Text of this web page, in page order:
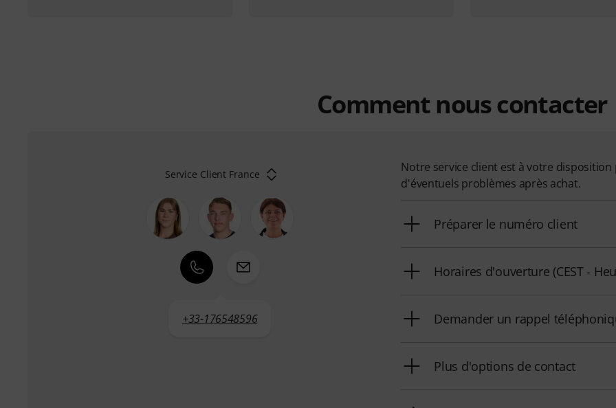
Comment nous contacter
Service Client France
+33-176548596
Notre service client est à votre
d'éventuels problèmes après achat.
Préparer le numéro client
Horaires d'ouverture (CEST -
Demander un rappel
Plus d'options de contact